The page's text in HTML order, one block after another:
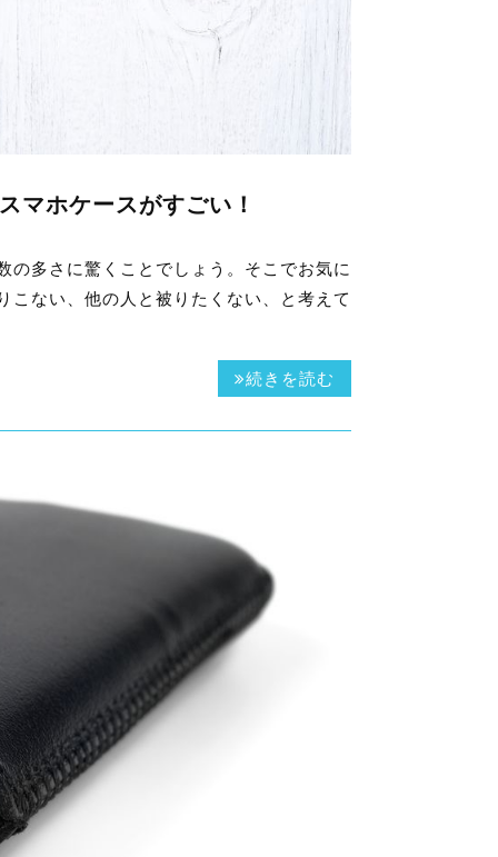
マホケースがすごい！
多さに驚くことでしょう。そこでお気に
ない、他の人と被りたくない、と考えて
続きを読む